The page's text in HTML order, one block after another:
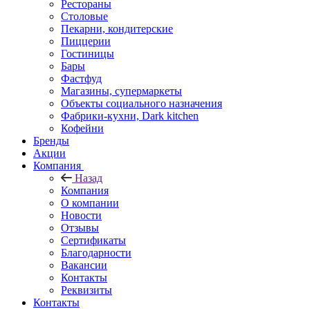
Рестораны
Столовые
Пекарни, кондитерские
Пиццерии
Гостиницы
Бары
Фастфуд
Магазины, супермаркеты
Объекты социального назначения
Фабрики-кухни, Dark kitchen
Кофейни
Бренды
Акции
Компания
Назад
Компания
О компании
Новости
Отзывы
Сертификаты
Благодарности
Вакансии
Контакты
Реквизиты
Контакты